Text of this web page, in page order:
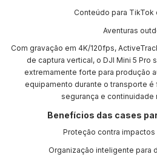
Conteúdo para TikTok
Aventuras
Com gravação em 4K/120fps,
de captura vertical, o DJI Mini 5 Pro
extremamente forte para produção
equipamento durante o transporte é
segurança e continuidade
Benefícios das cases
Proteção contra
Organização inteligente para